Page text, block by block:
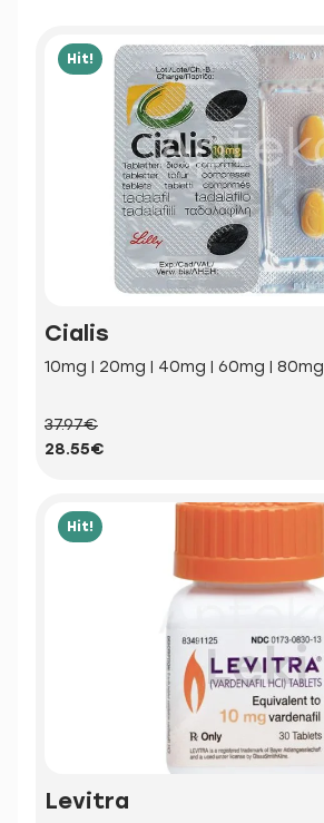
Hit!
Cialis
10mg | 20mg | 40mg | 60mg | 80mg
37.97€
28.55€
Hit!
Levitra